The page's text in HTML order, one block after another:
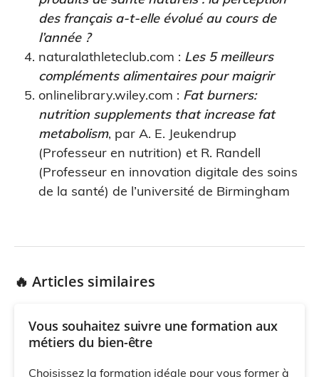
des français a-t-elle évolué au cours de
l’année ?
naturalathleteclub.com : Les 5 meilleurs
compléments alimentaires pour maigrir
onlinelibrary.wiley.com : Fat burners:
nutrition supplements that increase fat
metabolism, par A. E. Jeukendrup
(Professeur en nutrition) et R. Randell
(Professeur en innovation digitale des soins
de la santé) de l’université de Birmingham
🔥 Articles similaires
Vous souhaitez suivre une formation aux
métiers du bien-être
Choisissez la formation idéale pour vous former à